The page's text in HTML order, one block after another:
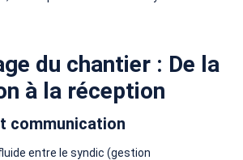
du chantier : De la
à la réception
communication
entre le syndic (gestion